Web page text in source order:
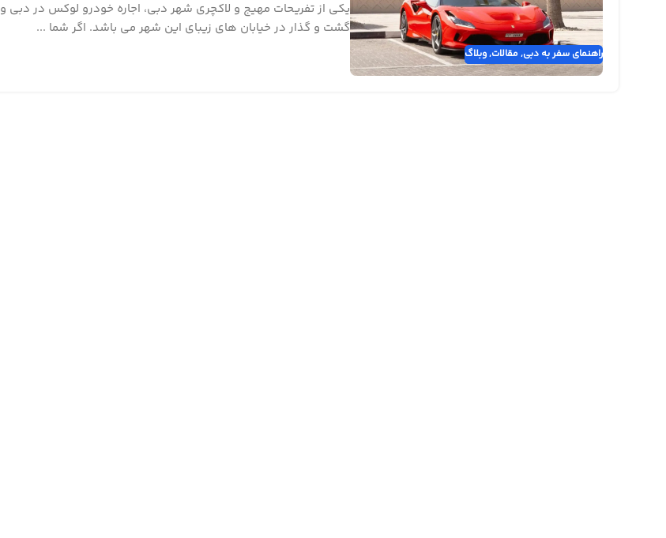
راهنمای سفر به دبی, مقالات,وبلاگ
یکی از تفریحات مهیج و لاکچری شهر دبی، اجاره خودرو لوکس در دبی و
گشت و گذار در خیابان های زیبای این شهر می باشد. اگر شما ...